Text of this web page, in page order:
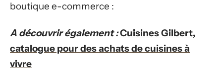
boutique e-commerce :
A découvrir également :Cuisines Gilbert,
catalogue pour des achats de cuisines à
vivre